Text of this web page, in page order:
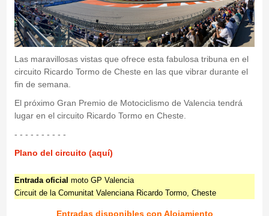
Las maravillosas vistas que ofrece esta fabulosa tribuna en el
circuito Ricardo Tormo de Cheste en las que vibrar durante el
fin de semana.
El próximo Gran Premio de Motociclismo de Valencia tendrá
lugar en el circuito Ricardo Tormo en Cheste.
- - - - - - - - - -
Plano del circuito (aquí)
Entrada oficial moto GP Valencia
Circuit de la Comunitat Valenciana Ricardo Tormo, Cheste
Entradas disponibles con Alojamiento